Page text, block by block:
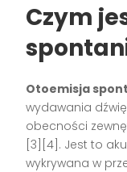
Czym
Otoemisja
wydawania
obecności
[3][4]. Jest to
wykrywana w